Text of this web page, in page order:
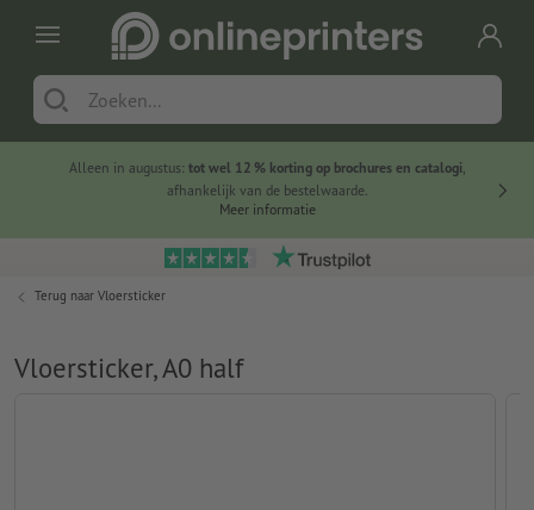
Alleen in augustus: tot wel 12 % korting op brochures en catalogi,
afhankelijk van de bestelwaarde.
Meer informatie
Terug naar Vloersticker
Vloersticker, A0 half